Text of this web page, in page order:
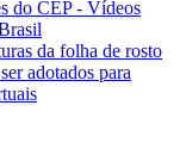
do CEP - Vídeos
da folha de rosto
adotados para